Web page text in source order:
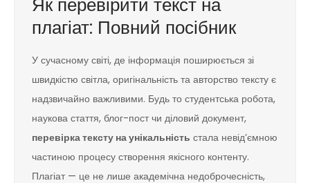
плагіат: Повний посібник
У сучасному світі, де інформація поширюється зі
швидкістю світла, оригінальність та авторство тексту є
надзвичайно важливими. Будь то студентська робота,
наукова стаття, блог-пост чи діловий документ,
перевірка тексту на унікальність стала невід’ємною
частиною процесу створення якісного контенту.
Плагіат — це не лише академічна недоброчесність,